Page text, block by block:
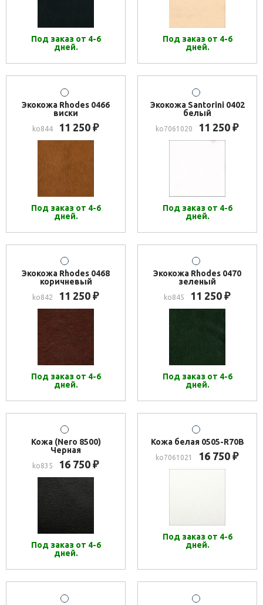
Под заказ от 4-6
дней.
Под заказ от 4-6
дней.
Экокожа Rhodes 0466
виски
ko844 11 250 ₽
Под заказ от 4-6
дней.
Экокожа Santorini 0402
белый
ko7061020 11 250 ₽
Под заказ от 4-6
дней.
Экокожа Rhodes 0468
коричневый
ko842 11 250 ₽
Под заказ от 4-6
дней.
Экокожа Rhodes 0470
зеленый
ko845 11 250 ₽
Под заказ от 4-6
дней.
Кожа (Nero 8500)
Черная
ko835 16 750 ₽
Под заказ от 4-6
дней.
Кожа белая 0505-R70B
ko7061021 16 750 ₽
Под заказ от 4-6
дней.